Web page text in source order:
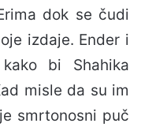
dok se čudi
izdaje. Ender i
bi Shahika
misle da su im
smrtonosni puč